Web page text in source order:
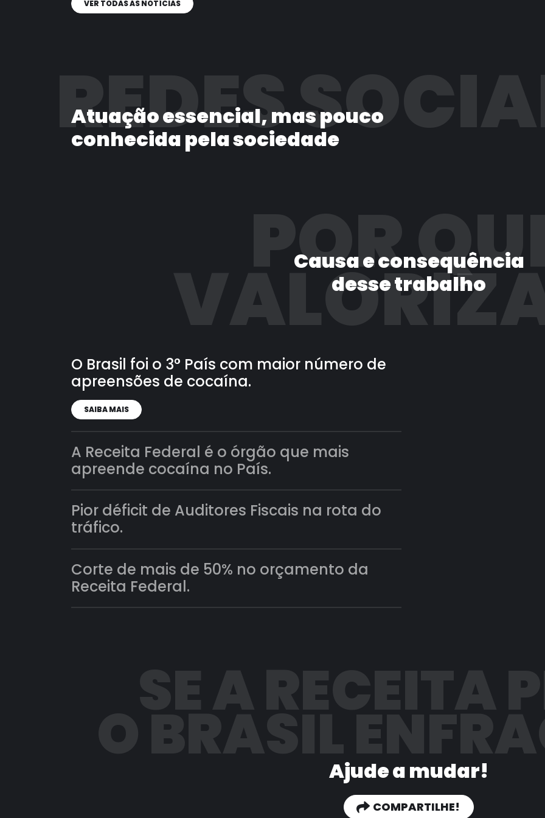
VER TODAS AS NOTÍCIAS
REDES
Atuação essencial, mas pouco
conhecida pela sociedade
POR
Causa e consequência
desse trabalho
O Brasil foi o 3° País com maior número de
apreensões de cocaína.
SAIBA MAIS
A Receita Federal é o órgão que mais
apreende cocaína no País.
Pior déficit de Auditores Fiscais na rota do
tráfico.
Corte de mais de 50% no orçamento da
Receita Federal.
Ajude a mudar!
COMPARTILHE!